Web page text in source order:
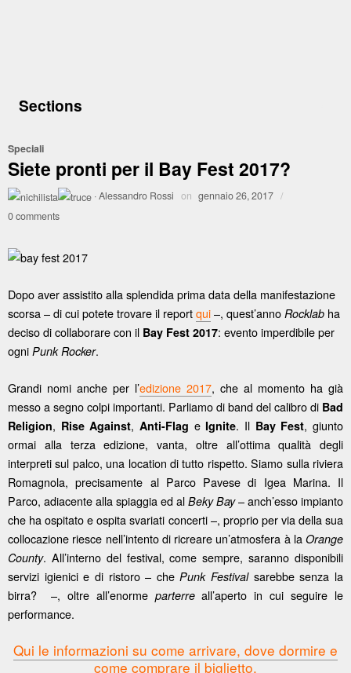
Sections
Speciali
Siete pronti per il Bay Fest 2017?
·Alessandro Rossi on gennaio 26, 2017 /
0 comments
Dopo aver assistito alla splendida prima data della manifestazione
scorsa – di cui potete trovare il reportqui–, quest’anno Rocklab ha
deciso di collaborare con il Bay Fest 2017: evento imperdibile per
ogni Punk Rocker.
Grandi nomi anche per l’edizione 2017, che al momento ha già
messo a segno colpi importanti. Parliamo di band del calibro di Bad
Religion, Rise Against,Anti-Flag e Ignite. Il Bay Fest, giunto
ormai alla terza edizione, vanta, oltre all’ottima qualità degli
interpreti sul palco, una location di tutto rispetto. Siamo sulla riviera
Romagnola, precisamente al Parco Pavese di Igea Marina. Il
Parco, adiacente alla spiaggia ed al Beky Bay– anch’esso impianto
che ha ospitato e ospita svariati concerti –, proprio per via della sua
collocazione riesce nell’intento di ricreare un’atmosfera à la Orange
County. All’interno del festival, come sempre, saranno disponibili
servizi igienici e di ristoro – chePunk Festivalsarebbe senza la
birra? –, oltre all’enorme parterreall’aperto in cui seguire le
performance.
Qui le informazioni su come arrivare, dove dormire e
come comprare il biglietto.